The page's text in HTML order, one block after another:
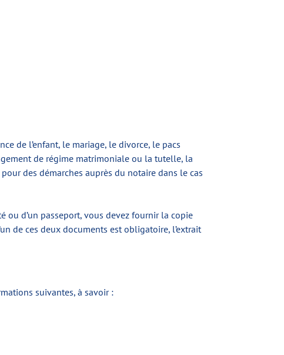
de l’enfant, le mariage, le divorce, le pacs
de régime matrimoniale ou la tutelle, la
des démarches auprès du notaire dans le cas
ou d’un passeport, vous devez fournir la copie
de ces deux documents est obligatoire, l’extrait
suivantes, à savoir :